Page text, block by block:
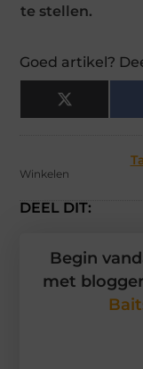
te stellen.
Goed artikel?
X
(Twitter)
Winkelen
DEEL DIT:
Begin
met